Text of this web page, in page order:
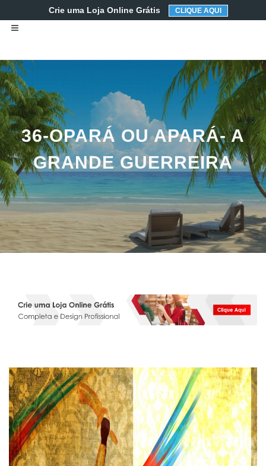
36-OPARÁ OU APARÁ- A
GRANDE GUERREIRA
Crie uma Loja Online Grátis CLIQUE AQUI